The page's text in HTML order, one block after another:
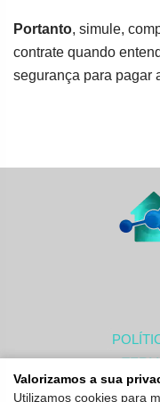
Portanto, simule,
contrate quando
segurança para pagar
Valorizamos a sua
Utilizamos cookies para